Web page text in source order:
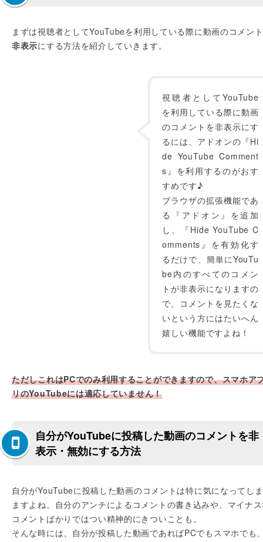
まずは視聴者としてYouTubeを利用している際に動画のコメン
非表示にする方法を紹介していきます。
視聴者としてYouTube
を利用している際に動画
のコメントを非表示にす
るには、アドオンの『Hi
de YouTube Comment
s』を利用するのがおす
すめです♪
ブラウザの拡張機能であ
る『アドオン』を追加
し、『Hide YouTube C
omments』を有効化す
るだけで、簡単にYouTu
be内のすべてのコメン
トが非表示になりますの
で、コメントを見たくな
いという方にはたいへん
嬉しい機能ですよね！
ただしこれはPCでのみ利用することができますので、スマホア
リのYouTubeには適応していません！
自分がYouTubeに投稿した動画のコメントを非
表示・無効にする方法
自分がYouTubeに投稿した動画のコメントは特に気になってし
ますよね。自分のアンチによるコメントの書き込みや、マイナ
コメントばかりではつい精神的にきついことも。
そんな時には、自分が投稿した動画であればPCでもスマホでも